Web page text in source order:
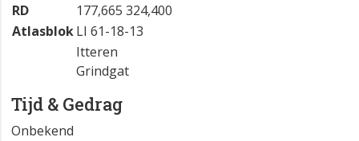
RD
177,665 324,400
AtlasblokLI 61-18-13
Itteren
Grindgat
Tijd & Gedrag
Onbekend